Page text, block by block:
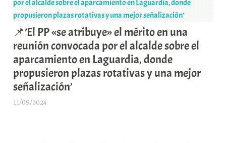
📌’El PP «se atribuye» el mérito en una
reunión convocada por el alcalde sobre el
aparcamiento en Laguardia, donde
propusieron plazas rotativas y una mejor
señalización’
11/09/2024